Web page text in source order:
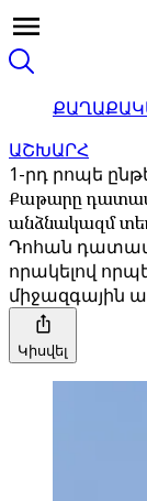
ԱՇԽԱՐՀ
1-րդ րոպե
Քաթարը
անձնակազմ
Դոհան
որակելով
միջազգային
Կիսվել